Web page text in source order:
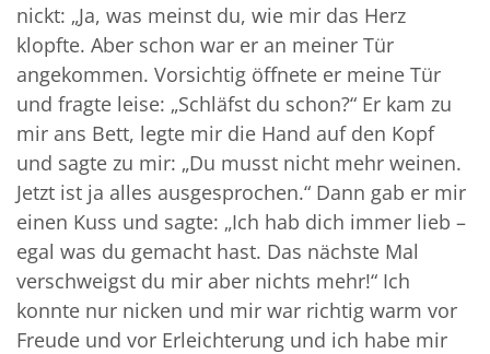
nickt: „Ja, was meinst du, wie mir das Herz
klopfte. Aber schon war er an meiner Tür
angekommen. Vorsichtig öffnete er meine Tür
und fragte leise: „Schläfst du schon?“ Er kam zu
mir ans Bett, legte mir die Hand auf den Kopf
und sagte zu mir: „Du musst nicht mehr weinen.
Jetzt ist ja alles ausgesprochen.“ Dann gab er mir
einen Kuss und sagte: „Ich hab dich immer lieb –
egal was du gemacht hast. Das nächste Mal
verschweigst du mir aber nichts mehr!“ Ich
konnte nur nicken und mir war richtig warm vor
Freude und vor Erleichterung und ich habe mir